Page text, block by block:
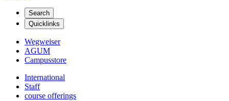
Search
Quicklinks
Wegweiser
AGUM
Campusstore
International
Staff
course offerings